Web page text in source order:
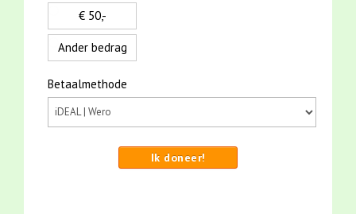
€ 50,-
Ander bedrag
Betaalmethode
Ik doneer!